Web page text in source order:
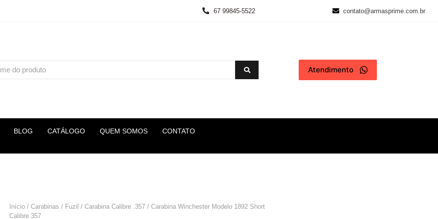
67 99845-5522 contato@armasprime.com.br
Atendimento
BLOG CATÁLOGO QUEM SOMOS CONTATO
Início/ Carabinas / Fuzil / Carabina Calibre .357/ Carabina Winchester Modelo 1892 Short
Calibre 357